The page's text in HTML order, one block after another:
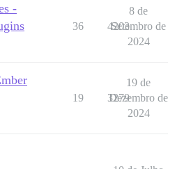
-
36 4203
8 de
Setembro de
2024
19 3279
19 de
Dezembro de
2024